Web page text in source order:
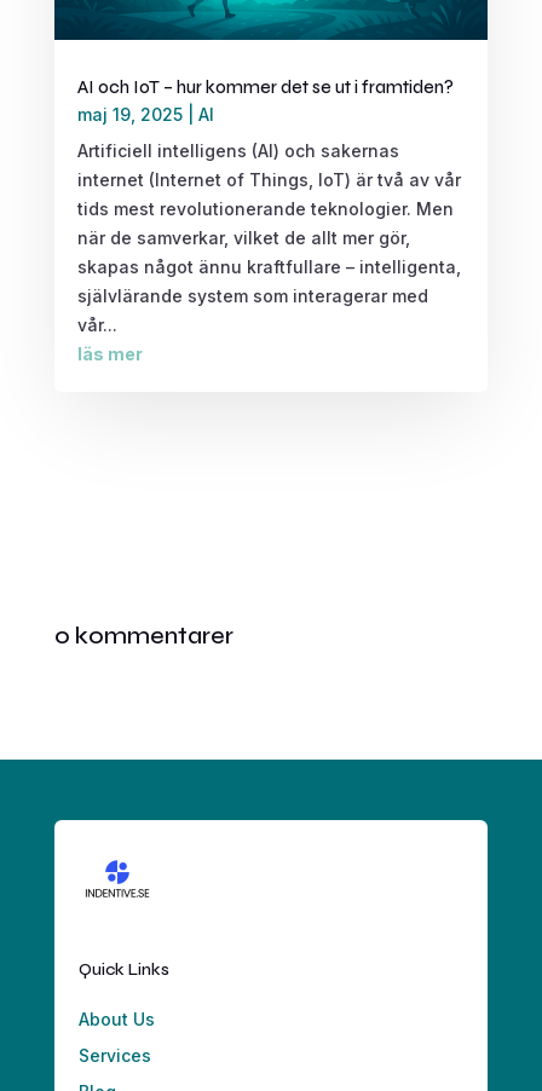
AI och IoT – hur kommer det se ut i framtiden?
maj 19, 2025| AI
Artificiell intelligens (AI) och sakernas
internet (Internet of Things, IoT) är två av vår
tids mest revolutionerande teknologier. Men
när de samverkar, vilket de allt mer gör,
skapas något ännu kraftfullare – intelligenta,
självlärande system som interagerar med
vår...
läs mer
0 kommentarer
Quick Links
About Us
Services